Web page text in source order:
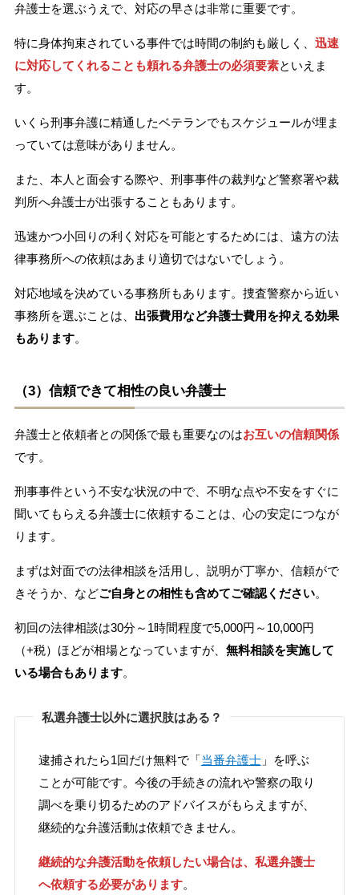
弁護士を選ぶうえで、対応の早さは非常に重要です。
特に身体拘束されている事件では時間の制約も厳しく、 迅速
に対応してくれることも頼れる弁護士の必須要素といえま
す。
いくら刑事弁護に精通したベテランでもスケジュールが埋ま
っていては意味がありません。
また、本人と面会する際や、刑事事件の裁判など警察署や裁
判所へ弁護士が出張することもあります。
迅速かつ小回りの利く対応を可能とするためには、遠方の法
律事務所への依頼はあまり適切ではないでしょう。
対応地域を決めている事務所もあります。捜査警察から近い
事務所を選ぶことは、 出張費用など弁護士費用を抑える効果
もあります。
（3）信頼できて相性の良い弁護士
弁護士と依頼者との関係で最も重要なのはお互いの信頼関係
です。
刑事事件という不安な状況の中で、不明な点や不安をすぐに
聞いてもらえる弁護士に依頼することは、心の安定につなが
ります。
まずは対面での法律相談を活用し、説明が丁寧か、信頼がで
きそうか、などご自身との相性も含めてご確認ください。
初回の法律相談は30分～1時間程度で5,000円～10,000円
（+税）ほどが相場となっていますが、 無料相談を実施して
いる場合もあります。
私選弁護士以外に選択肢はある？
逮捕されたら1回だけ無料で「当番弁護士」を呼ぶ
ことが可能です。今後の手続きの流れや警察の取り
調べを乗り切るためのアドバイスがもらえますが、
継続的な弁護活動は依頼できません。
継続的な弁護活動を依頼したい場合は、私選弁護士
へ依頼する必要があります。